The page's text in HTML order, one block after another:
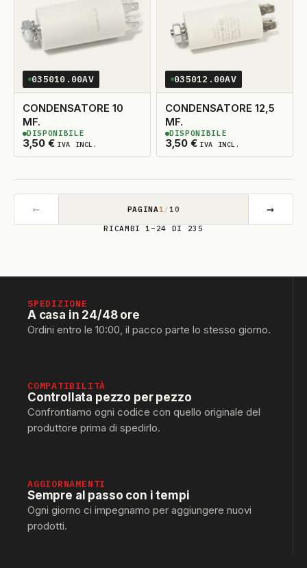
035010.00AV
CONDENSATORE 10
MF.
3,50 € IVA INCL.
2DISPONIBILI
DISPONIBILE
035012.00AV
CONDENSATORE 12,5
MF.
3,50 € IVA INCL.
2DISPONIBILI
DISPONIBILE
← PAGINA1 /10 →
RICAMBI 1–24 DI 235
SPEDIZIONE
A casa in 24/48 ore
Ordini entro le 10:00, il pacco parte lo stesso giorno.
COMPATIBILITÀ
Controllata pezzo per pezzo
Confrontiamo ogni codice con quello originale del
produttore prima di spedirlo.
AGGIORNAMENTI
Sempre al passo con i tempi
Ogni giorno ci impegnamo per aggiungere nuovi
prodotti.